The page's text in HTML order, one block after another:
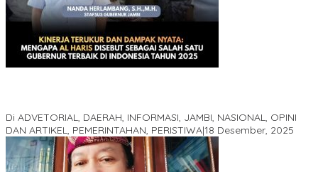
Di ADVETORIAL, DAERAH, INFORMASI, JAMBI, NASIONAL, OPINI
DAN ARTIKEL, PEMERINTAHAN, PERISTIWA|18 Desember, 2025